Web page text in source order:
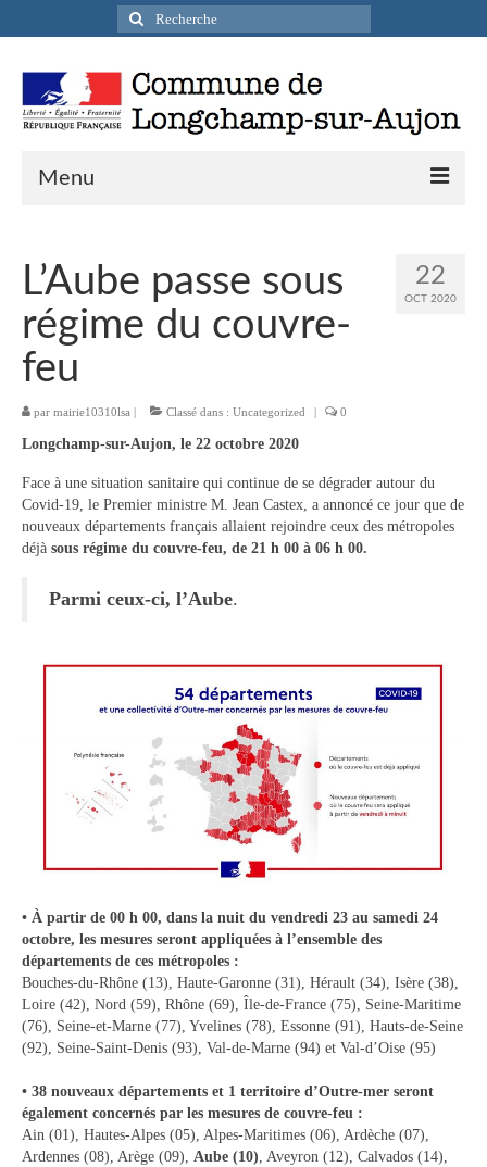
Rechercher
:
Menu
Infos pratiques
Présentation de la commune
Longchamp-sur-Aujon en cartes postales
Tourisme
Hébergement
Services publics
Téléphonie mobile / Internet
Collecte des déchets
Services funéraires
Vie municipale
Le Conseil municipal de Longchamp-sur-
Les réunions du Conseil municipal
La Communauté de communes
22
OCT 2020
L’Aube passe sous
régime du couvre-
feu
par mairie10310lsa Classé dans : Uncategorized 0
Longchamp-sur-Aujon, le 22 octobre 2020
Face à une situation sanitaire qui continue de se dégrader autour du
Covid-19, le Premier ministre M. Jean Castex, a annoncé ce jour que de
nouveaux départements français allaient rejoindre ceux des métropoles
déjà sous régime du couvre-feu, de 21 h 00 à 06 h 00.
Parmi ceux-ci, l’Aube.
• À partir de 00 h 00, dans la nuit du vendredi 23 au samedi 24
octobre, les mesures seront appliquées à l’ensemble des
départements de ces métropoles :
Bouches-du-Rhône (13), Haute-Garonne (31), Hérault (34), Isère (38),
Loire (42), Nord (59), Rhône (69), Île-de-France (75), Seine-Maritime
(76), Seine-et-Marne (77), Yvelines (78), Essonne (91), Hauts-de-Seine
(92), Seine-Saint-Denis (93), Val-de-Marne (94) et Val-d’Oise (95)
• 38 nouveaux départements et 1 territoire d’Outre-mer seront
également concernés par les mesures de couvre-feu :
Ain (01), Hautes-Alpes (05), Alpes-Maritimes (06), Ardèche (07),
Ardennes (08), Arège (09), Aube (10), Aveyron (12), Calvados (14),